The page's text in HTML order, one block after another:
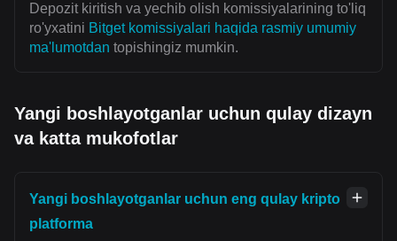
Depozit kiritish va yechib olish komissiyalarining to'liq
ro'yxatini Bitget komissiyalari haqida rasmiy umumiy
ma'lumotdan topishingiz mumkin.
Yangi boshlayotganlar uchun qulay dizayn
va katta mukofotlar
Yangi boshlayotganlar uchun eng qulay kripto
platforma